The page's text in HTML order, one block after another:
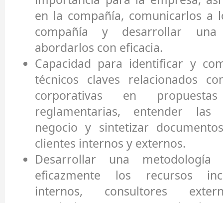
en la compañía, comunicarlos a
compañía y desarrollar
abordarlos con eficacia.
Capacidad para identificar y
técnicos claves relacionados
corporativas en
reglamentarias, entender las
negocio y sintetizar
clientes internos y externos.
Desarrollar una metodología
eficazmente los recursos
internos, consultores